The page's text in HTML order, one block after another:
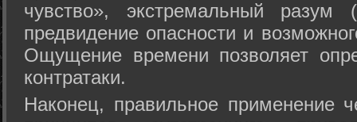
чувство», экстремальный разум
предвидение опасности и
Ощущение времени позволяет
контратаки.
Наконец, правильное применение